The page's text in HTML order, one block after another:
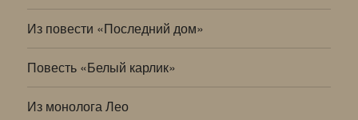
Из повести «Последний дом»
Повесть «Белый карлик»
Из монолога Лео